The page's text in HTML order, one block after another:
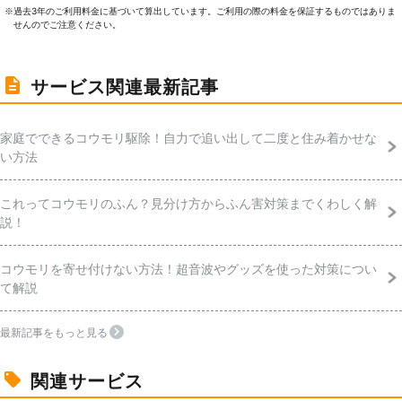
※過去3年のご利⽤料⾦に基づいて算出しています。ご利⽤の際の料⾦を保証するものではありま
せんのでご注意ください。
サービス関連最新記事
家庭でできるコウモリ駆除！自力で追い出して二度と住み着かせな
い方法
これってコウモリのふん？見分け方からふん害対策までくわしく解
説！
コウモリを寄せ付けない方法！超音波やグッズを使った対策につい
て解説
最新記事をもっと見る
関連サービス